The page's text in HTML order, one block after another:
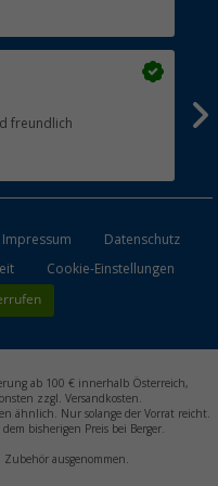
freundlich
Impressum
Datenschutz
Cookie-Einstellungen
ab 100 € innerhalb Österreich,
zzgl. Versandkosten.
ähnlich. Nur solange der Vorrat reicht.
bisherigen Preis bei Berger.
ausgenommen.